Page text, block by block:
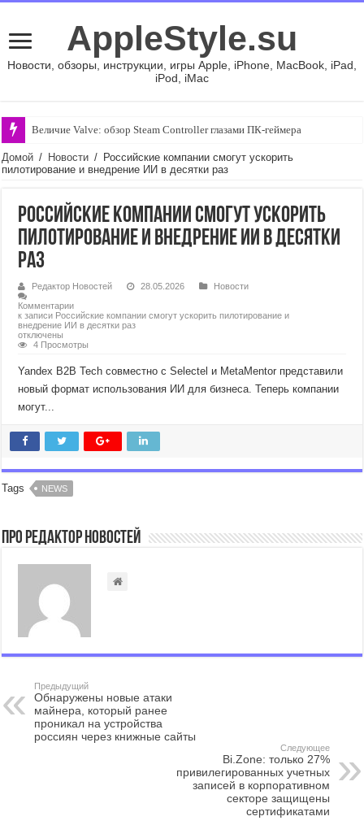
AppleStyle.su
Новости, обзоры, инструкции, игры Apple, iPhone, MacBook, iPad,
iPod, iMac
Величие Valve: обзор Steam Controller глазами ПК-геймера
Домой / Новости / Российские компании смогут ускорить
пилотирование и внедрение ИИ в десятки раз
Российские компании смогут ускорить
пилотирование и внедрение ИИ в десятки
раз
Редактор Новостей 28.05.2026
Новости
Комментарии
к записи Российские компании смогут ускорить пилотирование и
внедрение ИИ в десятки раз
отключены
4 Просмотры
Yandex B2B Tech совместно с Selectel и MetaMentor представили
новый формат использования ИИ для бизнеса. Теперь компании
могут...
Tags NEWS
Про Редактор Новостей
Предыдущий
Обнаружены новые атаки
майнера, который ранее
проникал на устройства
россиян через книжные сайты
Следующее
Bi.Zone: только 27%
привилегированных учетных
записей в корпоративном
секторе защищены
сертификатами